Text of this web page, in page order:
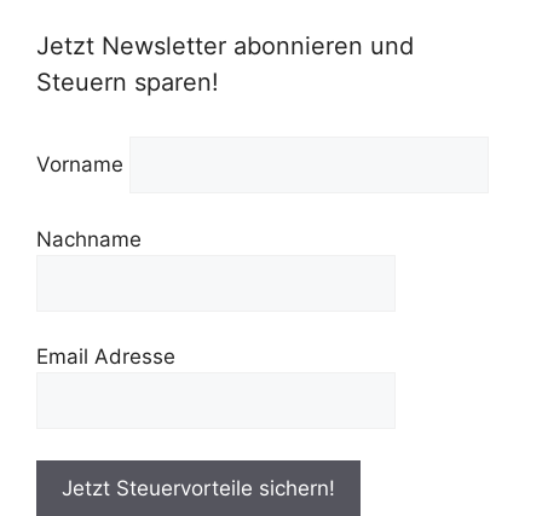
Jetzt Newsletter abonnieren und
Steuern sparen!
Vorname
Nachname
Email Adresse